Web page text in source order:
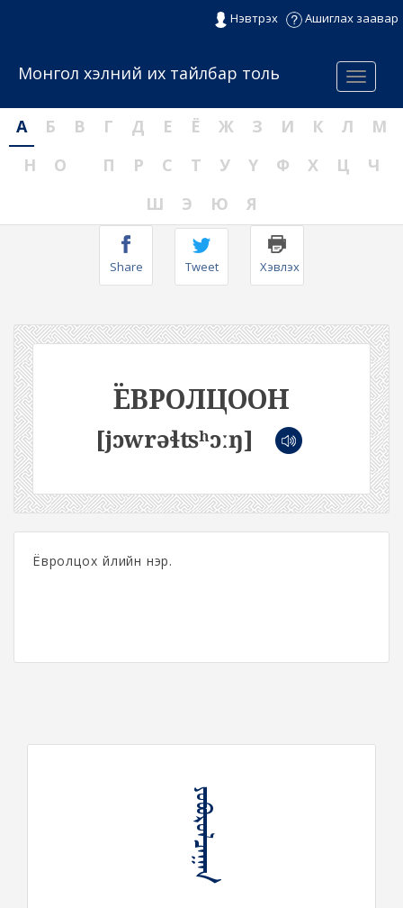
Нэвтрэх Ашиглах заавар
Menu
Монгол хэлний их тайлбар толь
А Б В Г Д Е Ё Ж З И К Л
М
Н
О П Р С Т У Ү Ф Х Ц
Ч
Ш
Э Ю Я
Share Tweet Хэвлэх
ЁВРОЛЦООН
[jɔwrəɬʦʰɔːŋ]
Ёвролцох үйлийн нэр.
ᠶᠣᠪᠤᠷᠤᠯᠴᠠᠭᠠᠨ